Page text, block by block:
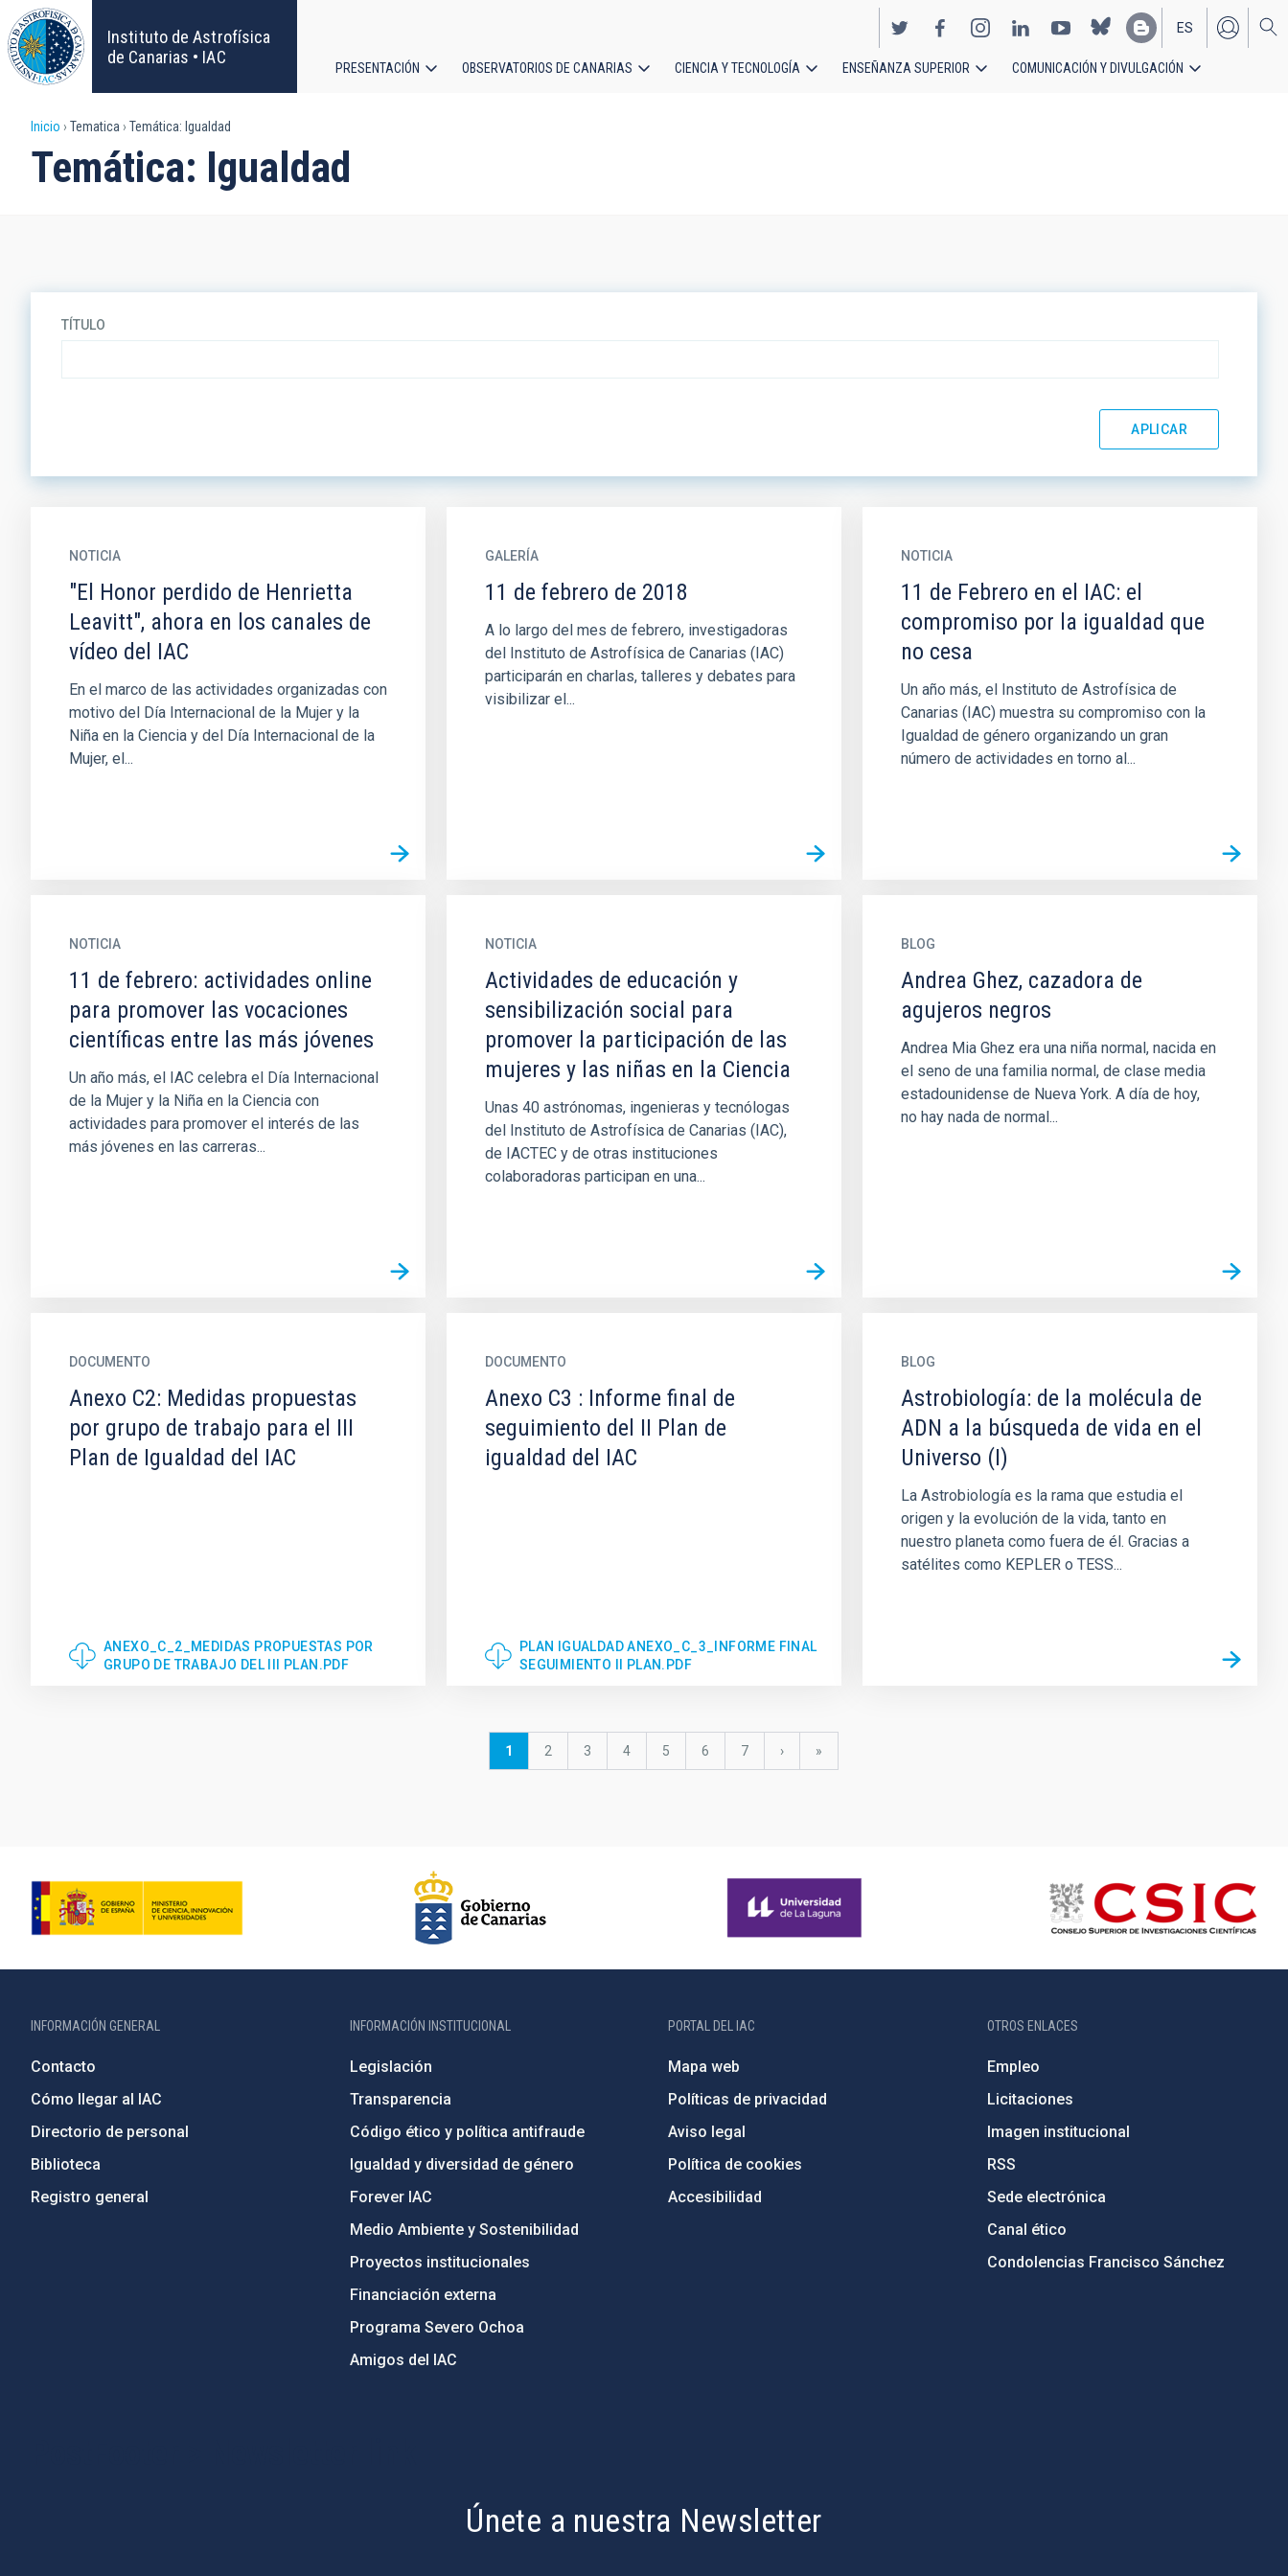
Pasar
al
contenido
principal
Instituto de Astrofísica
de Canarias • IAC
EN
ES
principal
PRESENTACIÓN OBSERVATORIOS DE CANARIAS CIENCIA Y TECNOLOGÍA ENSEÑANZA SUPERIOR COMUNICACIÓN Y DIVULGACIÓN
Sobrescribir
enlaces
Inicio Tematica Temática: Igualdad
Temática: Igualdad
TÍTULO
NOTICIA
"El Honor perdido de Henrietta
Leavitt", ahora en los canales de
vídeo del IAC
En el marco de las actividades organizadas con
motivo del Día Internacional de la Mujer y la
Niña en la Ciencia y del Día Internacional de la
Mujer, el...
GALERÍA
11 de febrero de 2018
A lo largo del mes de febrero, investigadoras
del Instituto de Astrofísica de Canarias (IAC)
participarán en charlas, talleres y debates para
visibilizar el...
NOTICIA
11 de Febrero en el IAC: el
compromiso por la igualdad que
no cesa
Un año más, el Instituto de Astrofísica de
Canarias (IAC) muestra su compromiso con la
Igualdad de género organizando un gran
número de actividades en torno al...
NOTICIA
11 de febrero: actividades online
para promover las vocaciones
científicas entre las más jóvenes
Un año más, el IAC celebra el Día Internacional
de la Mujer y la Niña en la Ciencia con
actividades para promover el interés de las
más jóvenes en las carreras...
NOTICIA
Actividades de educación y
sensibilización social para
promover la participación de las
mujeres y las niñas en la Ciencia
Unas 40 astrónomas, ingenieras y tecnólogas
del Instituto de Astrofísica de Canarias (IAC),
de IACTEC y de otras instituciones
colaboradoras participan en una...
BLOG
Andrea Ghez, cazadora de
agujeros negros
Andrea Mia Ghez era una niña normal, nacida en
el seno de una familia normal, de clase media
estadounidense de Nueva York. A día de hoy,
no hay nada de normal...
DOCUMENTO
Anexo C2: Medidas propuestas
por grupo de trabajo para el III
Plan de Igualdad del IAC
ANEXO_C_2_MEDIDAS PROPUESTAS POR
GRUPO DE TRABAJO DEL III PLAN.PDF
DOCUMENTO
Anexo C3 : Informe final de
seguimiento del II Plan de
igualdad del IAC
PLAN IGUALDAD ANEXO_C_3_INFORME FINAL
SEGUIMIENTO II PLAN.PDF
BLOG
Astrobiología: de la molécula de
ADN a la búsqueda de vida en el
Universo (I)
La Astrobiología es la rama que estudia el
origen y la evolución de la vida, tanto en
nuestro planeta como fuera de él. Gracias a
satélites como KEPLER o TESS...
Página
1 Página
2 Página
3 Página
4 Página
5 Página
6 Página
7
Siguiente
›
última
»
INFORMACIÓN GENERAL
Contacto
Cómo llegar al IAC
Directorio de personal
Biblioteca
Registro general
INFORMACIÓN INSTITUCIONAL
Legislación
Transparencia
Código ético y política antifraude
Igualdad y diversidad de género
Forever IAC
Medio Ambiente y Sostenibilidad
Proyectos institucionales
Financiación externa
Programa Severo Ochoa
Amigos del IAC
PORTAL DEL IAC
Mapa web
Políticas de privacidad
Aviso legal
Política de cookies
Accesibilidad
OTROS ENLACES
Empleo
Licitaciones
Imagen institucional
RSS
Sede electrónica
Canal ético
Condolencias Francisco Sánchez
Únete a nuestra Newsletter